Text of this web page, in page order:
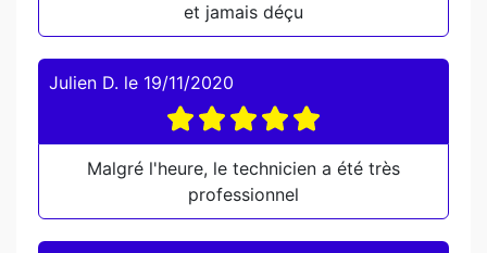
et jamais déçu
Julien D. le 19/11/2020
Malgré l'heure, le technicien a été très
professionnel